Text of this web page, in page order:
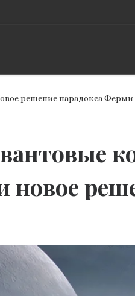
решение парадокса Ферми
новое